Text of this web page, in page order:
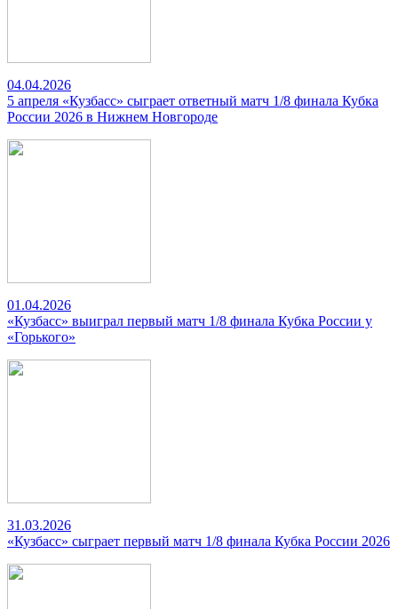
04.04.2026
5 апреля «Кузбасс» сыграет ответный матч 1/8 финала Кубка
России 2026 в Нижнем Новгороде
01.04.2026
«Кузбасс» выиграл первый матч 1/8 финала Кубка России у
«Горького»
31.03.2026
«Кузбасс» сыграет первый матч 1/8 финала Кубка России 2026